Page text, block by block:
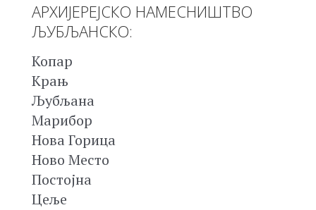
АРХИЈЕРЕЈСКО НАМЕСНИШТВО
ЉУБЉАНСКО:
Копар
Крањ
Љубљана
Марибор
Нова Горица
Ново Место
Постојна
Цеље